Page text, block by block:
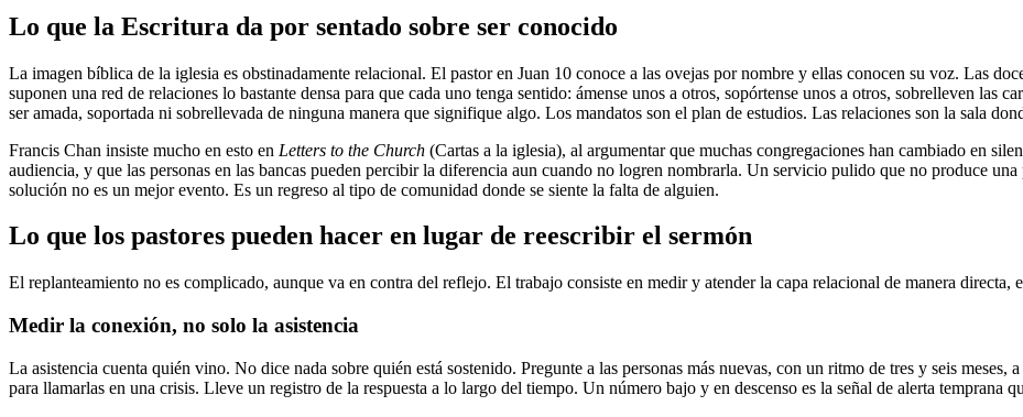
Lo que la Escritura da por sentado sobre ser conocido
La imagen bíblica de la iglesia es obstinadamente relacional. El pastor en Juan 10 conoce a las ovejas por nombre y ellas conocen su voz. Las
suponen una red de relaciones lo bastante densa para que cada uno tenga sentido: ámense unos a otros, sopórtense unos a otros, sobrelleven las
ser amada, soportada ni sobrellevada de ninguna manera que signifique algo. Los mandatos son el plan de estudios. Las relaciones son la sala
Francis Chan insiste mucho en esto en Letters to the Church (Cartas a la iglesia), al argumentar que muchas congregaciones han cambiado en
audiencia, y que las personas en las bancas pueden percibir la diferencia aun cuando no logren nombrarla. Un servicio pulido que no produce
solución no es un mejor evento. Es un regreso al tipo de comunidad donde se siente la falta de alguien.
Lo que los pastores pueden hacer en lugar de reescribir el sermón
El replanteamiento no es complicado, aunque va en contra del reflejo. El trabajo consiste en medir y atender la capa relacional de manera
Medir la conexión, no solo la asistencia
La asistencia cuenta quién vino. No dice nada sobre quién está sostenido. Pregunte a las personas más nuevas, con un ritmo de tres y seis meses,
para llamarlas en una crisis. Lleve un registro de la respuesta a lo largo del tiempo. Un número bajo y en descenso es la señal de alerta temprana